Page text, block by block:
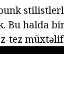
Bu halda
tez